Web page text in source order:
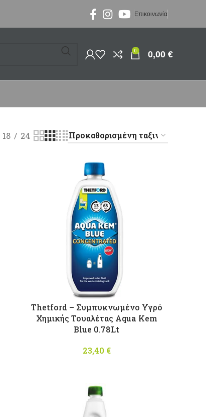
Επικοινωνία
0 0,00 €
18 24
Thetford – Συμπυκνωμένο Υγρό
Χημικής Τουαλέτας Aqua Kem
Blue 0.78Lt
23,40 €